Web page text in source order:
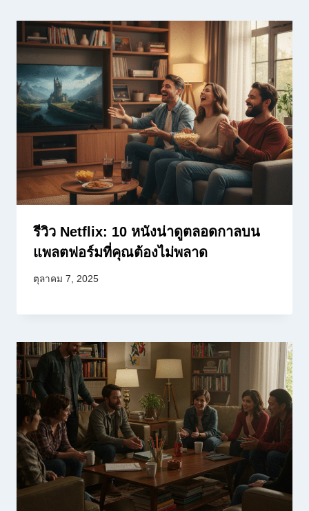
รีวิว Netflix: 10 หนังน่าดูตลอดกาลบน
แพลตฟอร์มที่คุณต้องไม่พลาด
ตุลาคม 7, 2025